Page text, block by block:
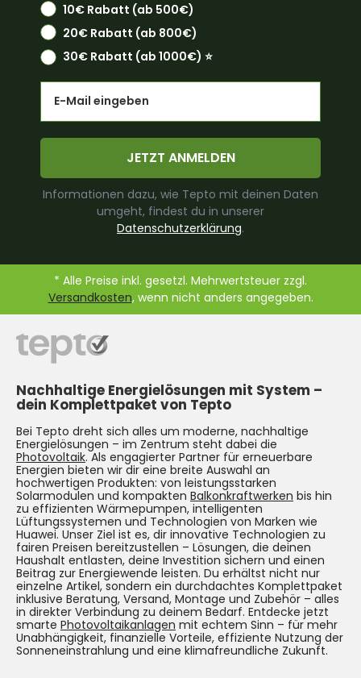
10€ Rabatt (ab 500€)
20€ Rabatt (ab 800€)
30€ Rabatt (ab 1000€) ⭐️
JETZT ANMELDEN
Informationen dazu, wie Tepto mit deinen Daten
umgeht, findest du in unserer
Datenschutzerklärung.
* Alle Preise inkl. gesetzl. Mehrwertsteuer zzgl.
Versandkosten, wenn nicht anders angegeben.
Nachhaltige Energielösungen mit System –
dein Komplettpaket von Tepto
Bei Tepto dreht sich alles um moderne, nachhaltige
Energielösungen – im Zentrum steht dabei die
Photovoltaik. Als engagierter Partner für erneuerbare
Energien bieten wir dir eine breite Auswahl an
hochwertigen Produkten: von leistungsstarken
Solarmodulen und kompakten Balkonkraftwerken bis hin
zu effizienten Wärmepumpen, intelligenten
Lüftungssystemen und Technologien von Marken wie
Huawei. Unser Ziel ist es, dir innovative Technologien zu
fairen Preisen bereitzustellen – Lösungen, die deinen
Haushalt entlasten, deine Investition sichern und einen
Beitrag zur Energiewende leisten. Du erhältst nicht nur
einzelne Artikel, sondern ein durchdachtes Komplettpaket
inklusive Beratung, Versand, Montage und Zubehör – alles
in direkter Verbindung zu deinem Bedarf. Entdecke jetzt
smarte Photovoltaikanlagen mit echtem Sinn – für mehr
Unabhängigkeit, finanzielle Vorteile, effiziente Nutzung der
Sonneneinstrahlung und eine klimafreundliche Zukunft.